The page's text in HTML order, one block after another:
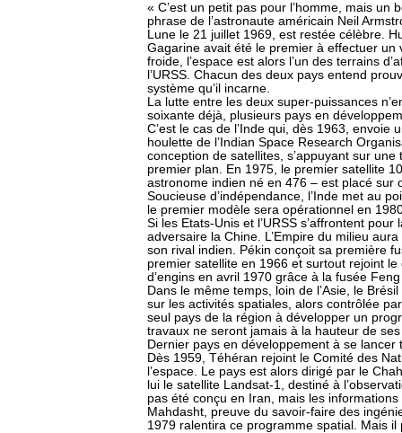
« C’est un petit pas pour l’homme, mais un
phrase de l’astronaute américain Neil
Lune le 21 juillet 1969, est restée célèbre.
Gagarine avait été le premier à effectuer
froide, l’espace est alors l’un des terrains
l’URSS. Chacun des deux pays entend
système qu’il incarne.
La lutte entre les deux super-puissances
soixante déjà, plusieurs pays en
C’est le cas de l’Inde qui, dès 1963, envoie
houlette de l’Indian Space Research
conception de satellites, s’appuyant sur
premier plan. En 1975, le premier satellite
astronome indien né en 476 – est placé sur
Soucieuse d’indépendance, l’Inde met au
le premier modèle sera opérationnel en
Si les Etats-Unis et l’URSS s’affrontent
adversaire la Chine. L’Empire du milieu
son rival indien. Pékin conçoit sa première
premier satellite en 1966 et surtout rejoint
d’engins en avril 1970 grâce à la fusée
Dans le même temps, loin de l’Asie, le
sur les activités spatiales, alors contrôlée
seul pays de la région à développer un
travaux ne seront jamais à la hauteur de
Dernier pays en développement à se lancer
Dès 1959, Téhéran rejoint le Comité des
l’espace. Le pays est alors dirigé par le
lui le satellite Landsat-1, destiné à
pas été conçu en Iran, mais les
Mahdasht, preuve du savoir-faire des
1979 ralentira ce programme spatial. Mais